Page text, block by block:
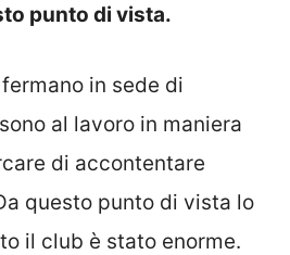
punto di vista.
in sede di
al lavoro in maniera
di accontentare
questo punto di vista lo
il club è stato enorme.